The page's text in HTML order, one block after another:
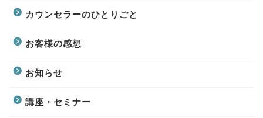
カウンセラーのひとりごと
お客様の感想
お知らせ
講座・セミナー